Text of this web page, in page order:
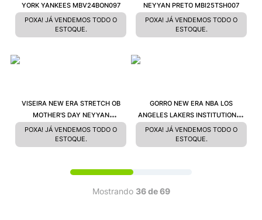
YORK YANKEES MBV24BON097
POXA! JÁ VENDEMOS TODO O
ESTOQUE.
NEYYAN PRETO MBI25TSH007
POXA! JÁ VENDEMOS TODO O
ESTOQUE.
VISEIRA NEW ERA STRETCH OB
MOTHER'S DAY NEYYAN
MBI25HEA006
POXA! JÁ VENDEMOS TODO O
ESTOQUE.
GORRO NEW ERA NBA LOS
ANGELES LAKERS INSTITUTIONAL
STYLE NBI25HEA002
POXA! JÁ VENDEMOS TODO O
ESTOQUE.
Mostrando 36 de 69